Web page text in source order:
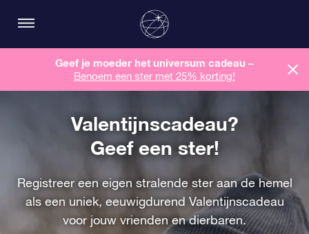
Geef je moeder het universum cadeau –
Benoem een ​​ster met 25% korting!
Valentijnscadeau?
Geef een ster!
Registreer een eigen stralende ster aan de hemel
als een uniek, eeuwigdurend Valentijnscadeau
voor jouw vrienden en dierbaren.